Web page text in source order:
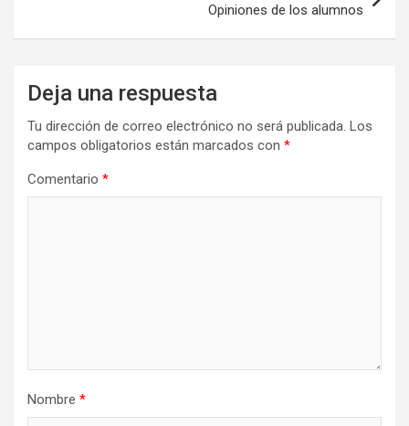
Opiniones de los alumnos
Deja una respuesta
Tu dirección de correo electrónico no será publicada. Los
campos obligatorios están marcados con *
Comentario *
Nombre *